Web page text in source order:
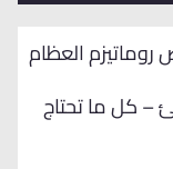
روماتيزم العظام
– كل ما تحتاج